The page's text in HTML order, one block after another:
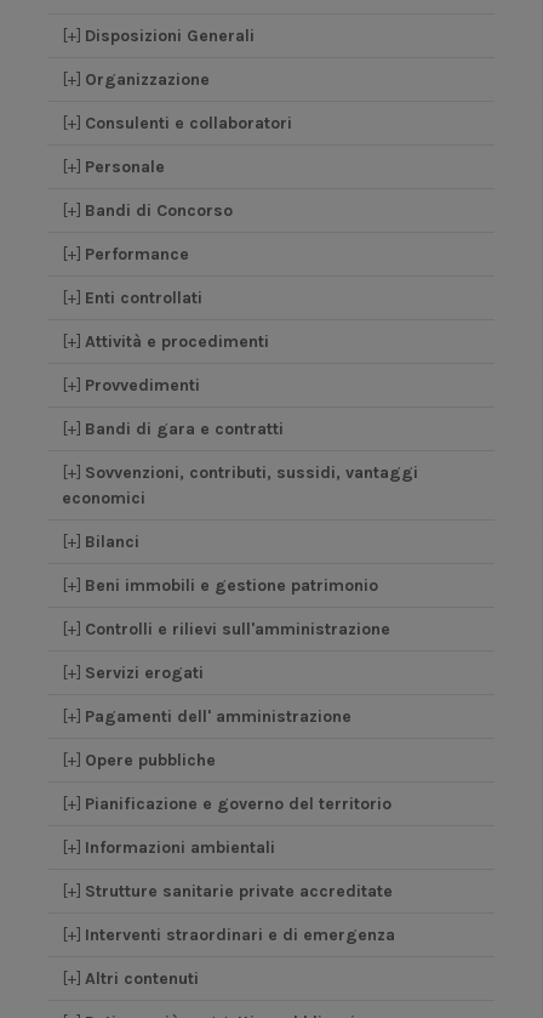
[+] Disposizioni Generali
[+] Organizzazione
[+] Consulenti e collaboratori
[+] Personale
[+] Bandi di Concorso
[+] Performance
[+] Enti controllati
[+] Attività e procedimenti
[+] Provvedimenti
[+] Bandi di gara e contratti
[+] Sovvenzioni, contributi, sussidi, vantaggi
economici
[+] Bilanci
[+] Beni immobili e gestione patrimonio
[+] Controlli e rilievi sull'amministrazione
[+] Servizi erogati
[+] Pagamenti dell' amministrazione
[+] Opere pubbliche
[+] Pianificazione e governo del territorio
[+] Informazioni ambientali
[+] Strutture sanitarie private accreditate
[+] Interventi straordinari e di emergenza
[+] Altri contenuti